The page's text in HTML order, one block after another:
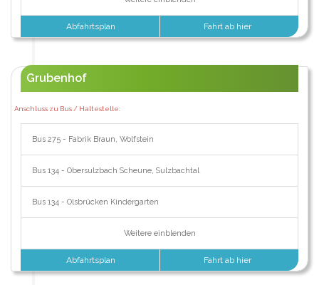
Abfahrtsplan Fahrt ab hier
Grubenhof
Anschluss zu Bus / Haltestelle:
Bus 275 - Fabrik Braun, Wolfstein
Bus 134 - Obersulzbach Scheune, Sulzbachtal
Bus 134 - Olsbrücken Kindergarten
Weitere einblenden
Abfahrtsplan Fahrt ab hier